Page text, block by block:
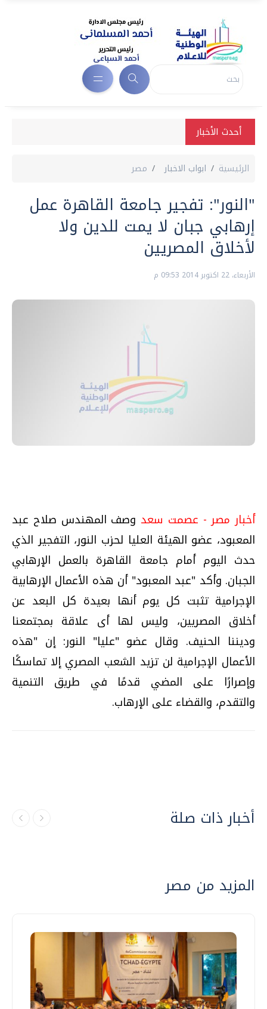
أحدث الأخبار
الرئيسية ابواب الاخبار مصر
"النور": تفجير جامعة القاهرة عمل
إرهابي جبان لا يمت للدين ولا
لأخلاق المصريين
الأربعاء، 22 اكتوبر 2014 09:53 م
أخبار مصر - عصمت سعد وصف المهندس صلاح عبد
المعبود، عضو الهيئة العليا لحزب النور، التفجير الذي
حدث اليوم أمام جامعة القاهرة بالعمل الإرهابي
الجبان. وأكد "عبد المعبود" أن هذه الأعمال الإرهابية
الإجرامية تثبت كل يوم أنها بعيدة كل البعد عن
أخلاق المصريين، وليس لها أى علاقة بمجتمعنا
وديننا الحنيف. وقال عضو "عليا" النور: إن "هذه
الأعمال الإجرامية لن تزيد الشعب المصري إلا تماسكًا
وإصرارًا على المضي قدمًا في طريق التنمية
والتقدم، والقضاء على الإرهاب.
أخبار ذات صلة
المزيد من مصر